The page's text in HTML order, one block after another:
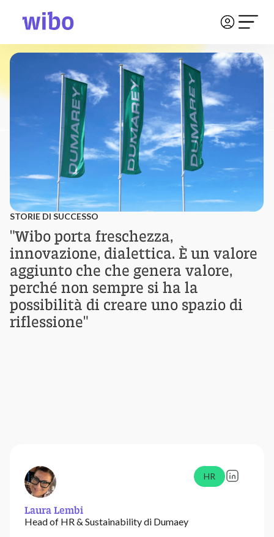
STORIE DI SUCCESSO
"Wibo porta freschezza,
innovazione, dialettica. È un valore
aggiunto che che genera valore,
perché non sempre si ha la
possibilità di creare uno spazio di
riflessione"
HR
Laura Lembi
Head of HR & Sustainability di Dumaey